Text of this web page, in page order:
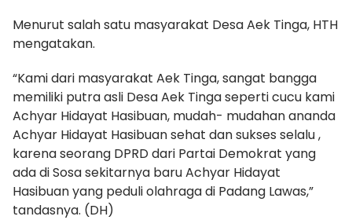
Menurut salah satu masyarakat Desa Aek Tinga, HTH
mengatakan.
“Kami dari masyarakat Aek Tinga, sangat bangga
memiliki putra asli Desa Aek Tinga seperti cucu kami
Achyar Hidayat Hasibuan, mudah- mudahan ananda
Achyar Hidayat Hasibuan sehat dan sukses selalu ,
karena seorang DPRD dari Partai Demokrat yang
ada di Sosa sekitarnya baru Achyar Hidayat
Hasibuan yang peduli olahraga di Padang Lawas,”
tandasnya. (DH)